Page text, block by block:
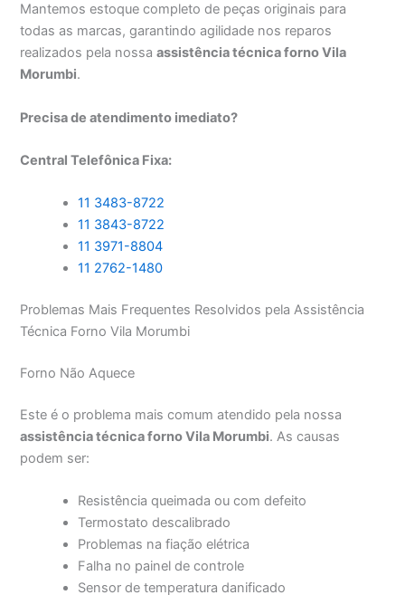
Mantemos estoque completo de peças originais para
todas as marcas, garantindo agilidade nos reparos
realizados pela nossaassistência técnica forno Vila
Morumbi.
Precisa de atendimento imediato?
Central Telefônica Fixa:
11 3483-8722
11 3843-8722
11 3971-8804
11 2762-1480
Problemas Mais Frequentes Resolvidos pela Assistência
Técnica Forno Vila Morumbi
Forno Não Aquece
Este é o problema mais comum atendido pela nossa
assistência técnica forno Vila Morumbi. As causas
podem ser:
Resistência queimada ou com defeito
Termostato descalibrado
Problemas na fiação elétrica
Falha no painel de controle
Sensor de temperatura danificado